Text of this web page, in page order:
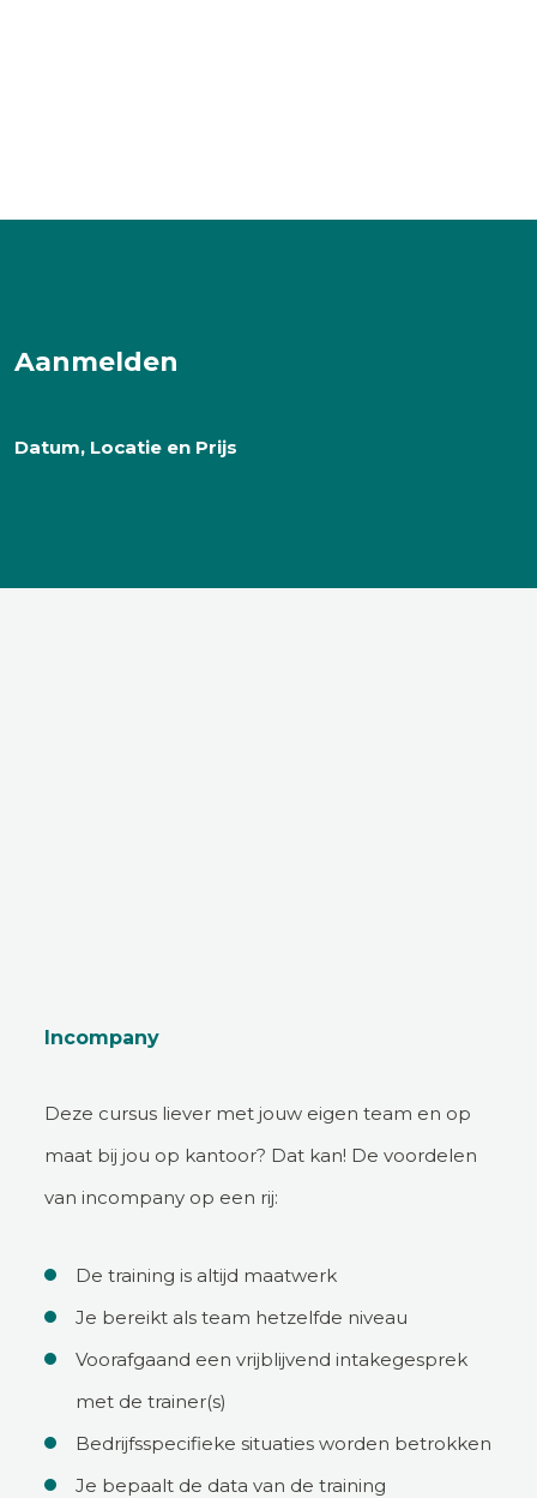
Aanmelden
Datum, Locatie en Prijs
Incompany
Deze cursus liever met jouw eigen team en op
maat bij jou op kantoor? Dat kan! De voordelen
van incompany op een rij:
De training is altijd maatwerk
Je bereikt als team hetzelfde niveau
Voorafgaand een vrijblijvend intakegesprek
met de trainer(s)
Bedrijfsspecifieke situaties worden betrokken
Je bepaalt de data van de training